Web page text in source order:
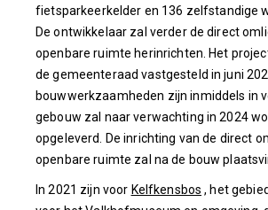
fietsparkeerkelder en 136 zelfstandige
De ontwikkelaar zal verder de direct
openbare ruimte herinrichten. Het
de gemeenteraad vastgesteld in juni
bouwwerkzaamheden zijn inmiddels in
gebouw zal naar verwachting in 2024
opgeleverd. De inrichting van de direct
openbare ruimte zal na de bouw
In 2021 zijn voor Kelfkensbos , het